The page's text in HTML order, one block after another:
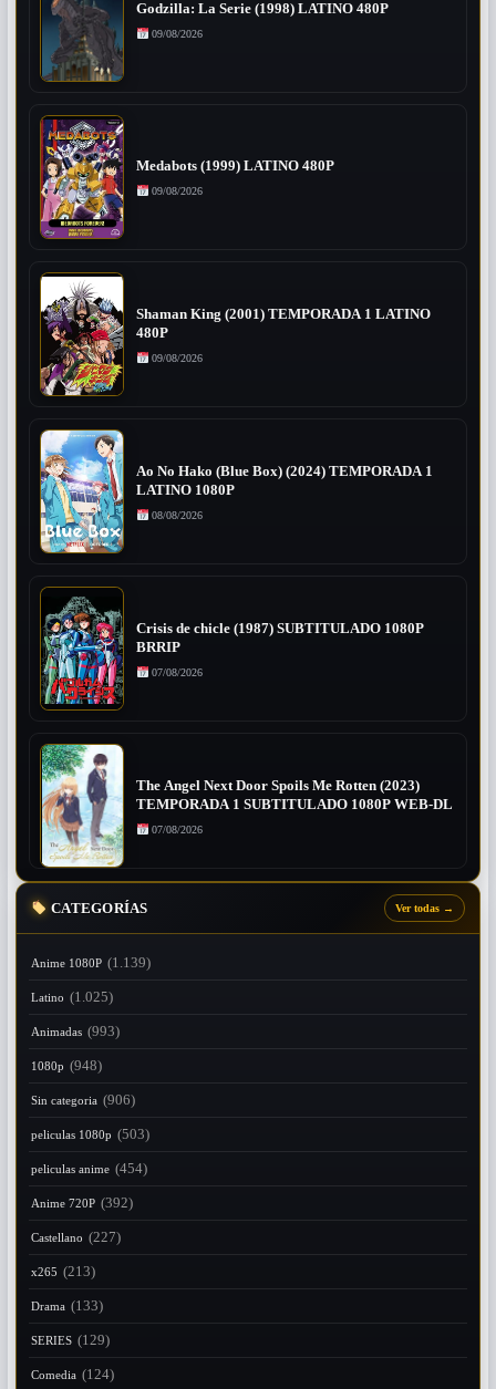
Godzilla: La Serie (1998) LATINO 480P
09/08/2026
Medabots (1999) LATINO 480P
09/08/2026
Shaman King (2001) TEMPORADA 1 LATINO
480P
09/08/2026
Ao No Hako (Blue Box) (2024) TEMPORADA 1
LATINO 1080P
08/08/2026
Crisis de chicle (1987) SUBTITULADO 1080P
BRRIP
07/08/2026
The Angel Next Door Spoils Me Rotten (2023)
TEMPORADA 1 SUBTITULADO 1080P WEB-DL
07/08/2026
CATEGORÍAS Ver todas →
Anime 1080P (1.139)
Latino (1.025)
Animadas (993)
1080p (948)
Sin categoria (906)
peliculas 1080p (503)
peliculas anime (454)
Anime 720P (392)
Castellano (227)
x265 (213)
Drama (133)
SERIES (129)
Comedia (124)